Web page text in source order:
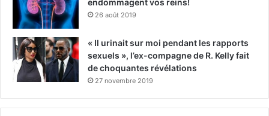
26 août 2019
« Il urinait sur moi pendant les rapports
sexuels », l’ex-compagne de R. Kelly fait
de choquantes révélations
27 novembre 2019